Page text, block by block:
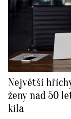
Největší
ženy nad 50
kila